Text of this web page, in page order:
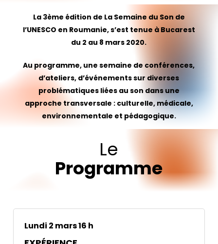
La 3ème édition de La Semaine du Son de
l’UNESCO en Roumanie, s’est tenue à Bucarest
du 2 au 8 mars 2020.
Au programme, une semaine de conférences,
d’ateliers, d’événements sur diverses
problématiques liées au son dans une
approche transversale : culturelle, médicale,
environnementale et pédagogique.
Le
Programme
Lundi 2 mars 16 h